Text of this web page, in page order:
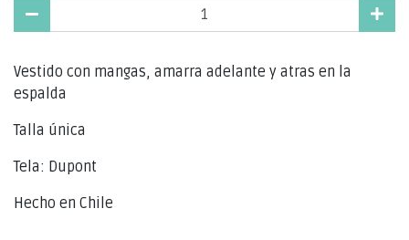
Vestido con mangas, amarra adelante y atras en la
espalda
Talla única
Tela: Dupont
Hecho en Chile